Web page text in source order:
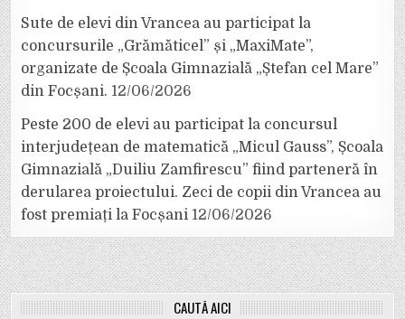
Sute de elevi din Vrancea au participat la
concursurile „Grămăticel” și „MaxiMate”,
organizate de Școala Gimnazială „Ștefan cel Mare”
din Focșani. 12/06/2026
Peste 200 de elevi au participat la concursul
interjudețean de matematică „Micul Gauss”, Școala
Gimnazială „Duiliu Zamfirescu” fiind parteneră în
derularea proiectului. Zeci de copii din Vrancea au
fost premiați la Focșani 12/06/2026
CAUTĂ AICI